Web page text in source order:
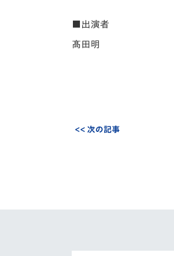
■出演者
髙田明
<< 次の記事